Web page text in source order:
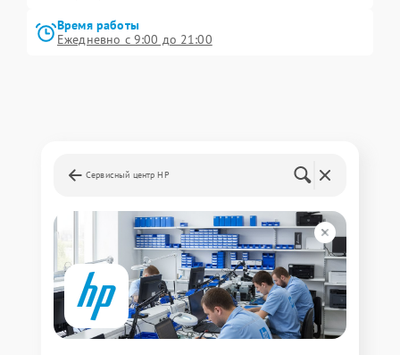
Время работы
Ежедневно с 9:00 до 21:00
Сервисный центр HP